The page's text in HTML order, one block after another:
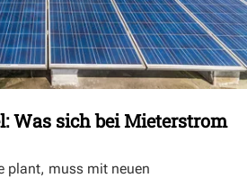
Was sich bei Mieterstrom
plant, muss mit neuen